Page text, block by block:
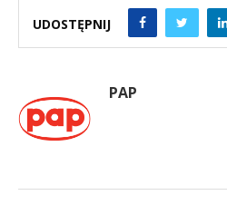
UDOSTĘPNIJ
PAP